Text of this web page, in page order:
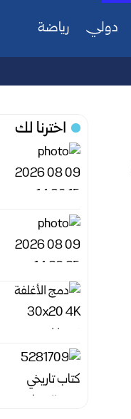
دولي رياضة
اخترنا لك